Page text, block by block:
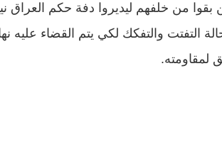
بقوا من خلفهم ليديروا دفة حكم العراق
التفتت والتفكك لكي يتم القضاء عليه
لمقاومته.